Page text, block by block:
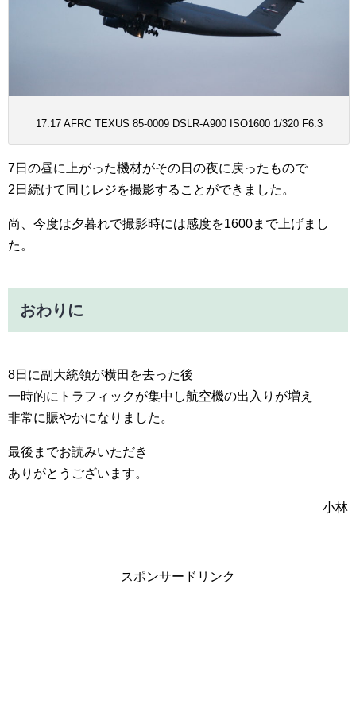
17:17 AFRC TEXUS 85-0009 DSLR-A900 ISO1600 1/320 F6.3
7日の昼に上がった機材がその日の夜に戻ったもので
2日続けて同じレジを撮影することができました。
尚、今度は夕暮れで撮影時には感度を1600まで上げまし
た。
おわりに
8日に副大統領が横田を去った後
一時的にトラフィックが集中し航空機の出入りが増え
非常に賑やかになりました。
最後までお読みいただき
ありがとうございます。
小林
スポンサードリンク